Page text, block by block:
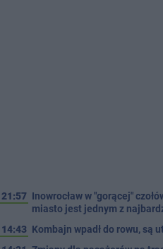
21:57 Inowrocław w "gorącej"
miasto jest jednym z
14:43 Kombajn wpadł do rowu, są